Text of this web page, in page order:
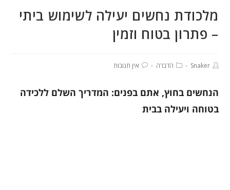
מלכודת נחשים יעילה לשימוש ביתי
– פתרון בטוח וזמין
Snaker הדברה אין תגובות
הנחשים בחוץ, אתם בפנים: המדריך השלם ללכידה
בטוחה ויעילה בבית